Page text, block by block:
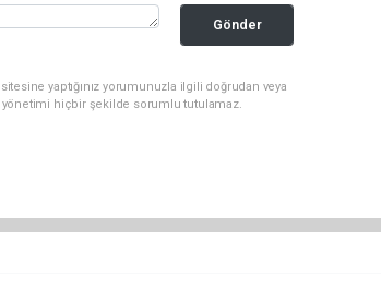
Gönder
yaptığınız yorumunuzla ilgili doğrudan veya
yönetimi hiçbir şekilde sorumlu tutulamaz.